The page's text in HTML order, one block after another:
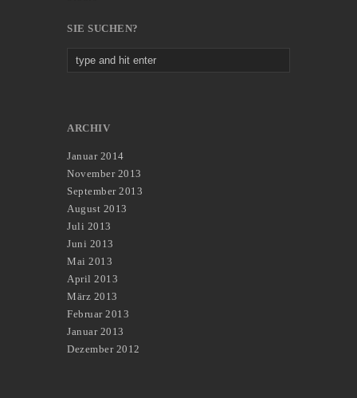
SIE SUCHEN?
ARCHIV
Januar 2014
November 2013
September 2013
August 2013
Juli 2013
Juni 2013
Mai 2013
April 2013
März 2013
Februar 2013
Januar 2013
Dezember 2012